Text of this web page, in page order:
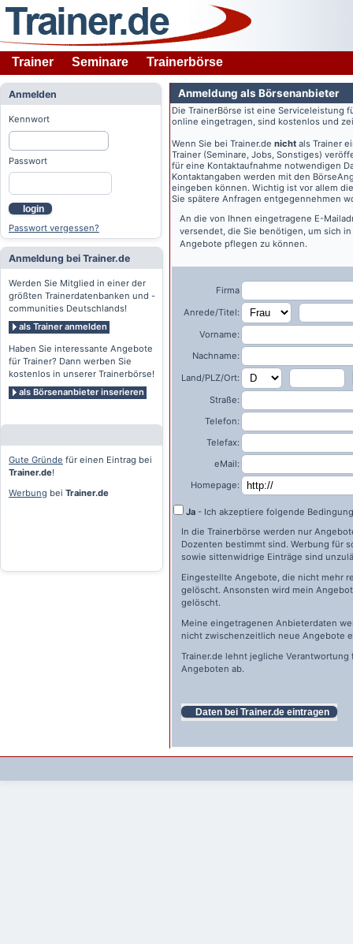
Trainer Seminare Trainerbörse
Anmelden
Kennwort
Passwort
login
Passwort vergessen?
Anmeldung bei Trainer.de
Werden Sie Mitglied in einer der
größten Trainerdatenbanken und -
communities Deutschlands!
als Trainer anmelden
Haben Sie interessante Angebote
für Trainer? Dann werben Sie
kostenlos in unserer Trainerbörse!
als Börsenanbieter inserieren
Gute Gründe für einen Eintrag bei
Trainer.de!
Werbung bei Trainer.de
Anmeldung als Börsenanbieter
Die TrainerBörse ist eine Serviceleistung
online eingetragen, sind kostenlos und
Wenn Sie bei Trainer.de nicht als Trainer
Trainer (Seminare, Jobs, Sonstiges)
für eine Kontaktaufnahme notwendigen
Kontaktangaben werden mit den
eingeben können. Wichtig ist vor allem
Sie spätere Anfragen entgegennehmen
An die von Ihnen eingetragene E-
versendet, die Sie benötigen, um sich
Angebote pflegen zu können.
Firma
Anrede/Titel:
Vorname:
Nachname:
Land/PLZ/Ort:
Straße:
Telefon:
Telefax:
eMail:
Homepage:
Ja - Ich akzeptiere folgende
In die Trainerbörse werden nur
Dozenten bestimmt sind. Werbung für
sowie sittenwidrige Einträge sind
Eingestellte Angebote, die nicht mehr
gelöscht. Ansonsten wird mein
gelöscht.
Meine eingetragenen Anbieterdaten
nicht zwischenzeitlich neue Angebote
Trainer.de lehnt jegliche
Angeboten ab.
Daten bei Trainer.de eintragen